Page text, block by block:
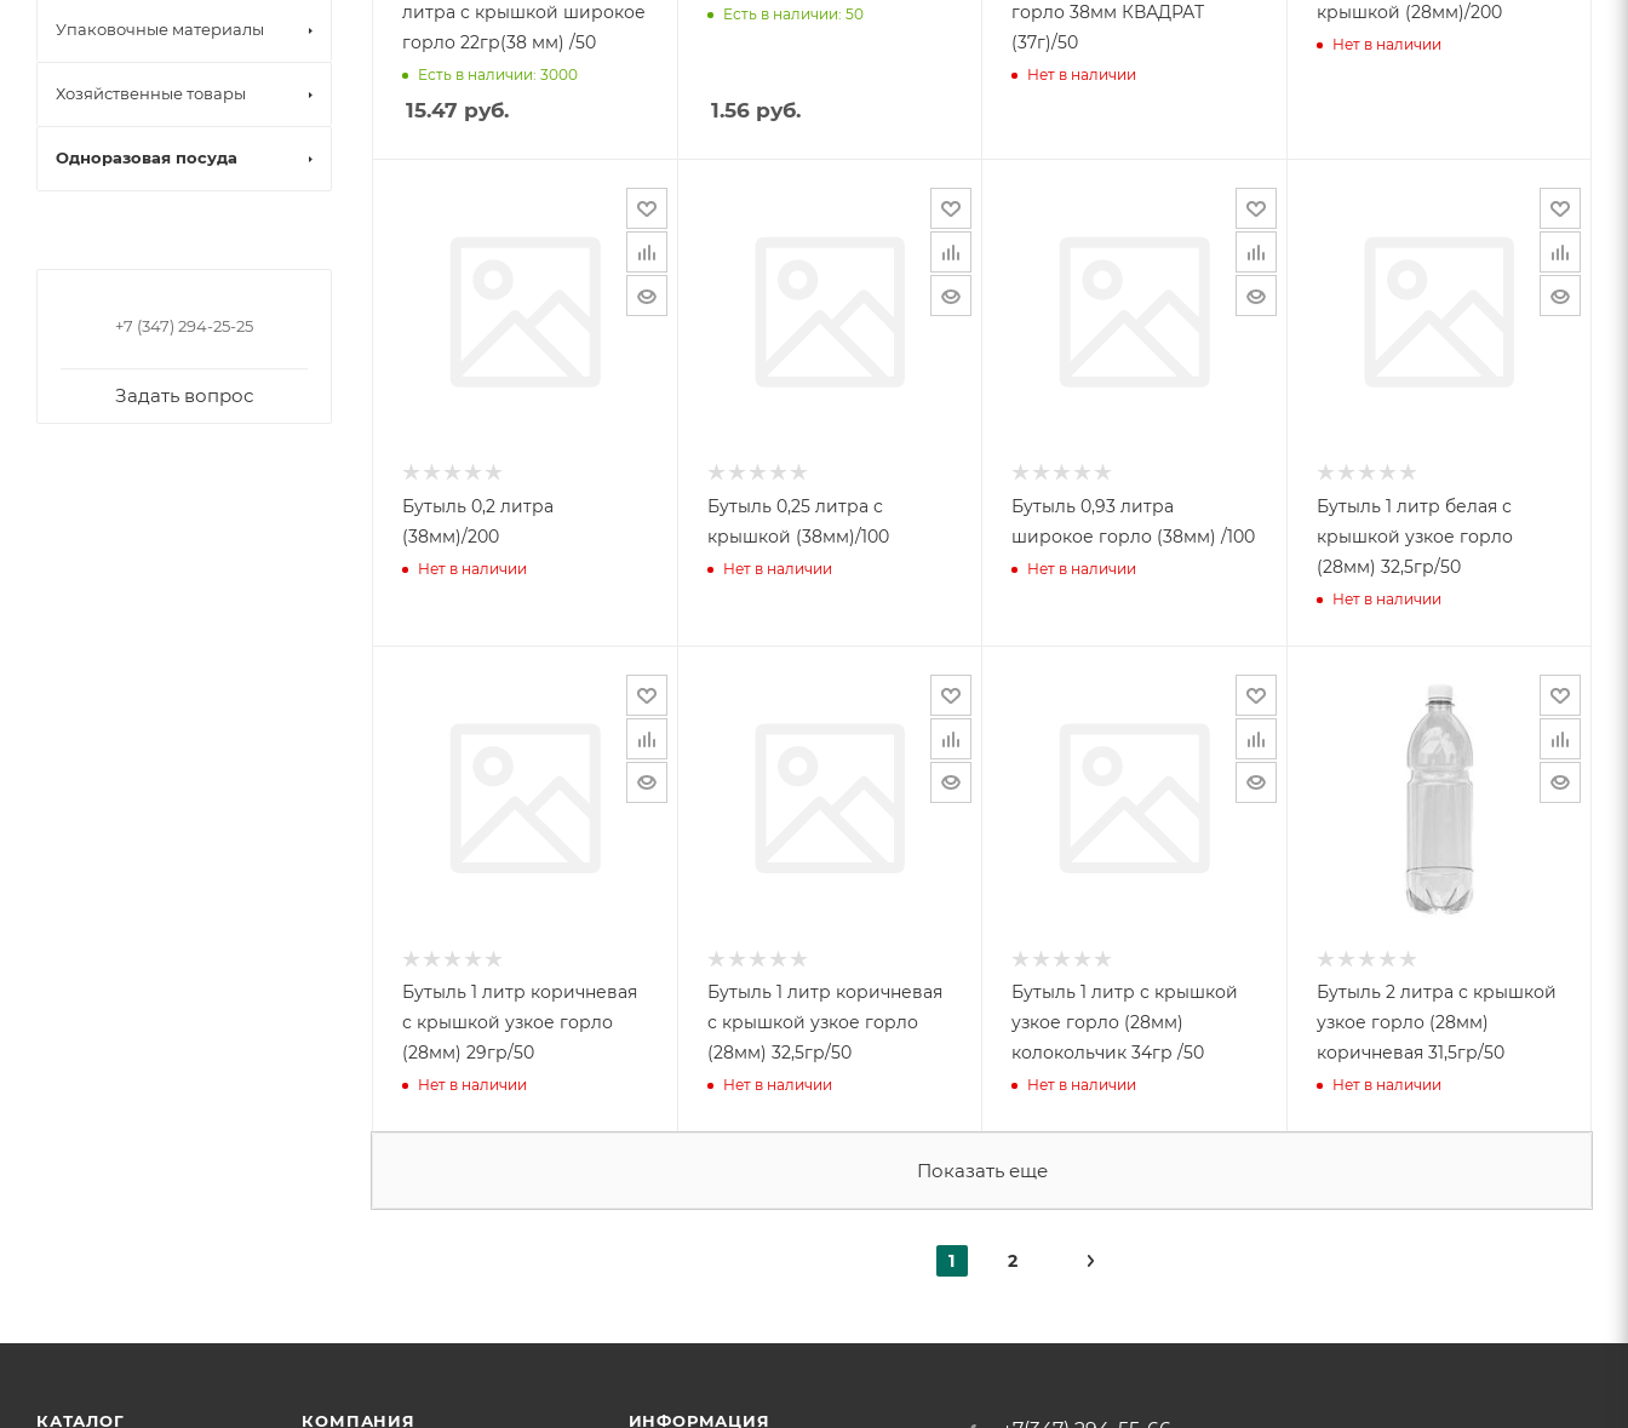
литра с крышкой широкое
горло 22гр(38 мм) /50
Есть в наличии: 3000
15.47 руб.
Есть в наличии: 50
1.56руб.
горло 38мм КВАДРАТ
(37г)/50
Нет в наличии
крышкой (28мм)/200
Нет в наличии
Бутыль 0,2 литра
(38мм)/200
Нет в наличии
Бутыль 0,25 литра с
крышкой (38мм)/100
Нет в наличии
Бутыль 0,93 литра
широкое горло (38мм) /100
Нет в наличии
Бутыль 1 литр белая с
крышкой узкое горло
(28мм) 32,5гр/50
Нет в наличии
Бутыль 1 литр коричневая
с крышкой узкое горло
(28мм) 29гр/50
Нет в наличии
Бутыль 1 литр коричневая
с крышкой узкое горло
(28мм) 32,5гр/50
Нет в наличии
Бутыль 1 литр с крышкой
узкое горло (28мм)
колокольчик 34гр /50
Нет в наличии
Бутыль 2 литра с крышкой
узкое горло (28мм)
коричневая 31,5гр/50
Нет в наличии
Показать еще
1 2
Упаковочные материалы
Хозяйственные товары
Одноразовая посуда
+7 (347) 294-25-25
Задать вопрос
КАТАЛОГ КОМПАНИЯ ИНФОРМАЦИЯ